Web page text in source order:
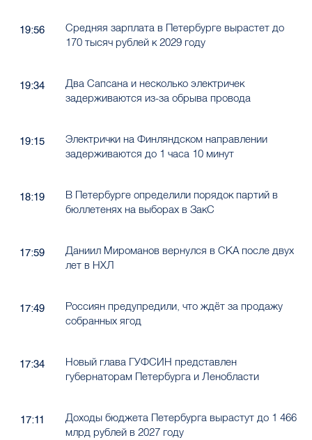
19:56
Средняя зарплата в Петербурге вырастет до
170 тысяч рублей к 2029 году
19:34
Два Сапсана и несколько электричек
задерживаются из-за обрыва провода
19:15
Электрички на Финляндском направлении
задерживаются до 1 часа 10 минут
18:19
В Петербурге определили порядок партий в
бюллетенях на выборах в ЗакС
17:59
Даниил Мироманов вернулся в СКА после двух
лет в НХЛ
17:49
Россиян предупредили, что ждёт за продажу
собранных ягод
17:34
Новый глава ГУФСИН представлен
губернаторам Петербурга и Ленобласти
17:11
Доходы бюджета Петербурга вырастут до 1 466
млрд рублей в 2027 году